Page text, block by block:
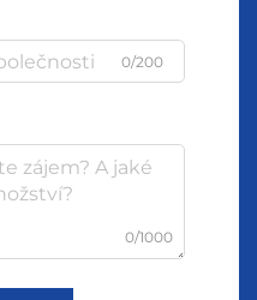
0/200
0/1000